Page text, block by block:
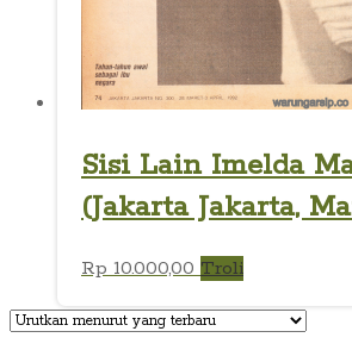
Sisi Lain Imelda
(Jakarta Jakarta,
Rp10.000,00 Troli